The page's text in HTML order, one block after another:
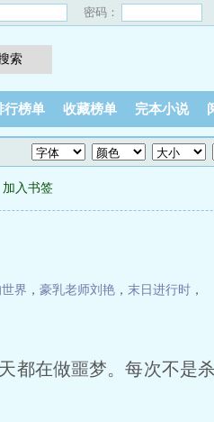
密码：
行榜单 收藏榜单 完本小说
加入书签
界 ， 豪乳老师刘艳 ， 末日进行时 ，
在做噩梦。每次不是